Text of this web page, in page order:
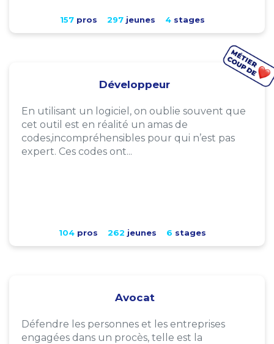
157pros 297jeunes 4stages
Développeur
En utilisant un logiciel, on oublie souvent que
cet outil est en réalité un amas de
codes,incompréhensibles pour qui n’est pas
expert. Ces codes ont...
104pros 262 jeunes 6 stages
Avocat
Défendre les personnes et les entreprises
engagées dans un procès, telle est la